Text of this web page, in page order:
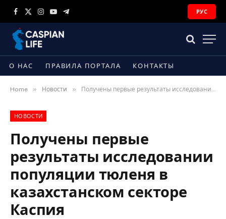
Facebook
X
Instagram
YouTubeTelegram
РУС
О НАС ПРАВИЛА ПОРТАЛА КОНТАКТЫ
Home » Новости » Получены первые результаты исследовании популяции тюленя в казахстанском секторе Каспия
НОВОСТИ
Получены первые
результаты исследовании
популяции тюленя в
казахстанском секторе
Каспия